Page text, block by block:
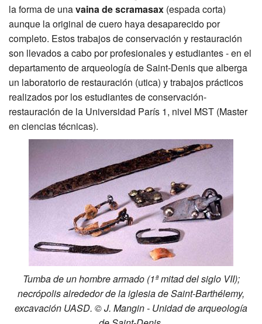
la forma de unavaina de scramasax (espada corta)
aunque la original de cuero haya desaparecido por
completo. Estos trabajos de conservación y restauración
son llevados a cabo por profesionales y estudiantes - en el
departamento de arqueología de Saint-Denis que alberga
un laboratorio de restauración (utica) y trabajos prácticos
realizados por los estudiantes de conservación-
restauración de la Universidad París 1, nivel MST (Master
en ciencias técnicas).
Tumba de un hombre armado (1ª mitad del siglo VII);
necrópolis alrededor de la iglesia de Saint-Barthélemy,
excavación UASD. © J. Mangin - Unidad de arqueología